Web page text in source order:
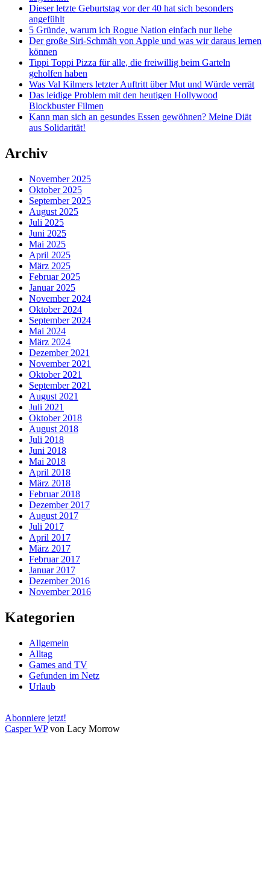
Dieser letzte Geburtstag vor der 40 hat sich besonders
angefühlt
5 Gründe, warum ich Rogue Nation einfach nur liebe
Der große Siri-Schmäh von Apple und was wir daraus lernen
können
Tippi Toppi Pizza für alle, die freiwillig beim Garteln
geholfen haben
Was Val Kilmers letzter Auftritt über Mut und Würde verrät
Das leidige Problem mit den heutigen Hollywood
Blockbuster Filmen
Kann man sich an gesundes Essen gewöhnen? Meine Diät
aus Solidarität!
Archiv
November 2025
Oktober 2025
September 2025
August 2025
Juli 2025
Juni 2025
Mai 2025
April 2025
März 2025
Februar 2025
Januar 2025
November 2024
Oktober 2024
September 2024
Mai 2024
März 2024
Dezember 2021
November 2021
Oktober 2021
September 2021
August 2021
Juli 2021
Oktober 2018
August 2018
Juli 2018
Juni 2018
Mai 2018
April 2018
März 2018
Februar 2018
Dezember 2017
August 2017
Juli 2017
April 2017
März 2017
Februar 2017
Januar 2017
Dezember 2016
November 2016
Kategorien
Allgemein
Alltag
Games and TV
Gefunden im Netz
Urlaub
Abonniere jetzt!
Casper WPvon Lacy Morrow